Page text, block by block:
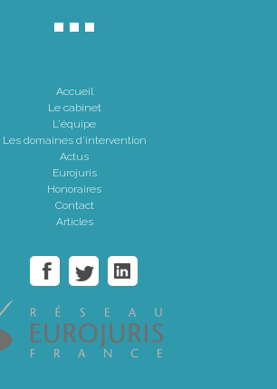
Accueil
Le cabinet
L'équipe
Les domaines d'intervention
Actus
Eurojuris
Honoraires
Contact
Articles